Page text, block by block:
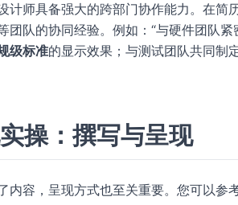
计师具备强大的跨部门协作能力。在简
团队的协同经验。例如：“与硬件团队
级标准的显示效果；与测试团队共同制
操：撰写与呈现
内容，呈现方式也至关重要。您可以参